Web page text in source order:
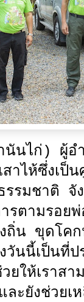
นไก่) ผู้อ
ไห้ซึ่งเป็
รรมชาติ
ารตามรอ
ถิ่น ขุดโค
นี้เป็นที่ปร
ให้เราสา
ะยังช่วย